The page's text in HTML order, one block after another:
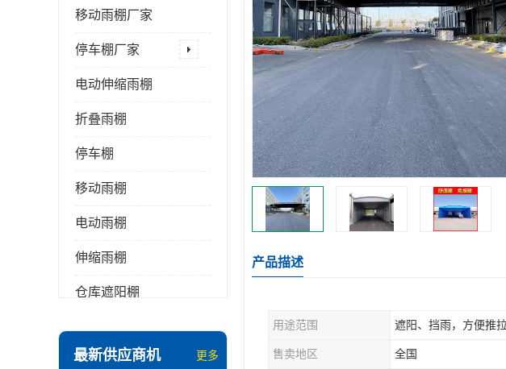
移动雨棚厂家
停车棚厂家
电动伸缩雨棚
折叠雨棚
停车棚
移动雨棚
电动雨棚
伸缩雨棚
仓库遮阳棚
电动推拉雨棚
最新供应商机 更多
产品描述
用途范围 遮阳、挡雨，方便推
售卖地区 全国